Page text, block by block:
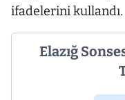
ifadelerini kullandı.
Elazığ